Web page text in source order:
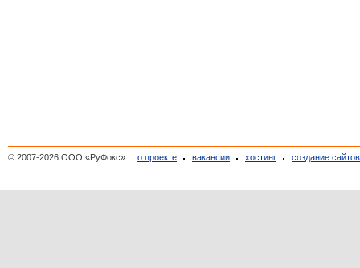
© 2007-2026 ООО «РуФокс» о проекте вакансии хостинг создание сайтов